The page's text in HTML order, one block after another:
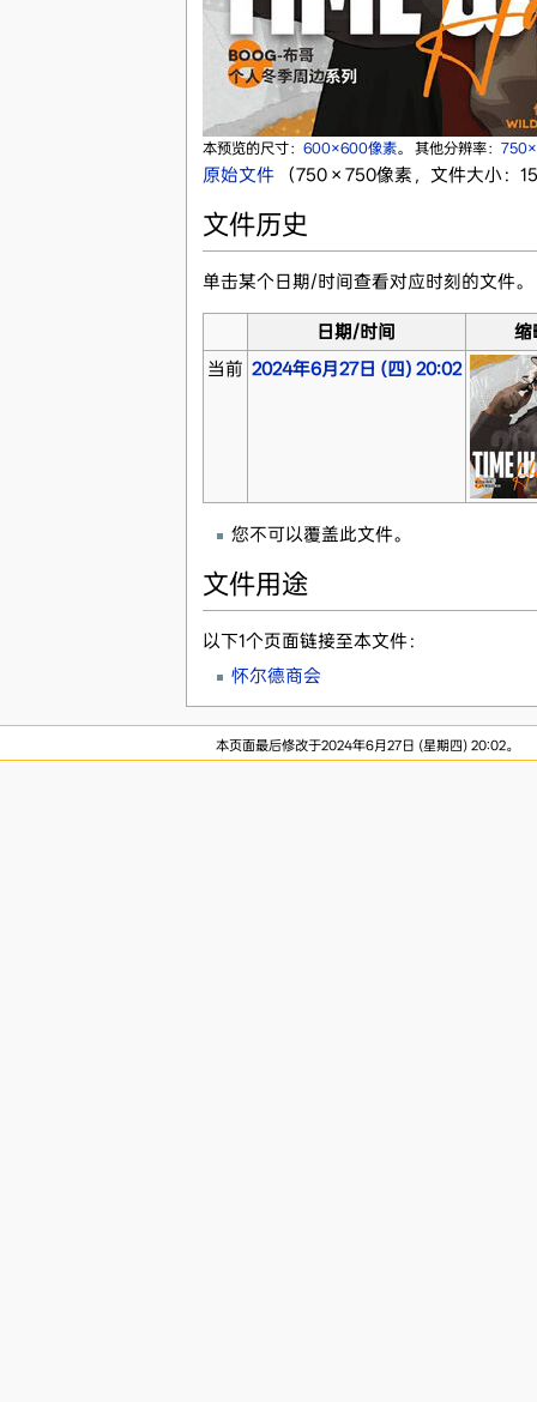
本预览的尺寸： 600×600像素。 其他分辨率：
原始文件‎ （750 × 750像素，文件大小：
文件历史
单击某个日期/时间查看对应时刻的文件。
日期/时间
缩
当前 2024年6月27日 (四) 20:02
您不可以覆盖此文件。
文件用途
以下1个页面链接至本文件：
怀尔德商会
本页面最后修改于2024年6月27日 (星期四) 20:02。